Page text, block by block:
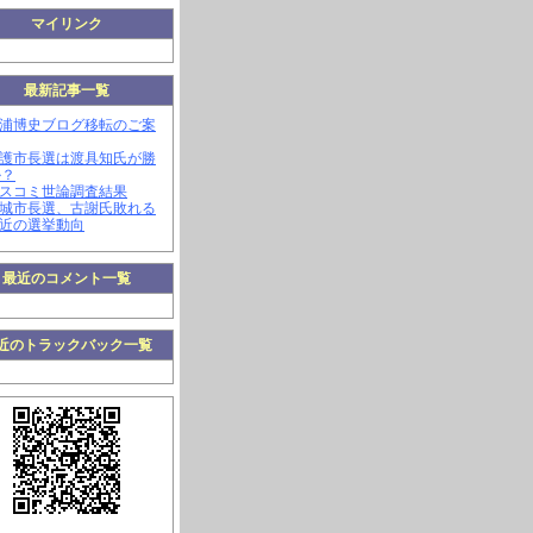
マイリンク
最新記事一覧
博史ブログ移転のご案
市長選は渡具知氏が勝
コミ世論調査結果
市長選、古謝氏敗れる
の選挙動向
最近のコメント一覧
のトラックバック一覧